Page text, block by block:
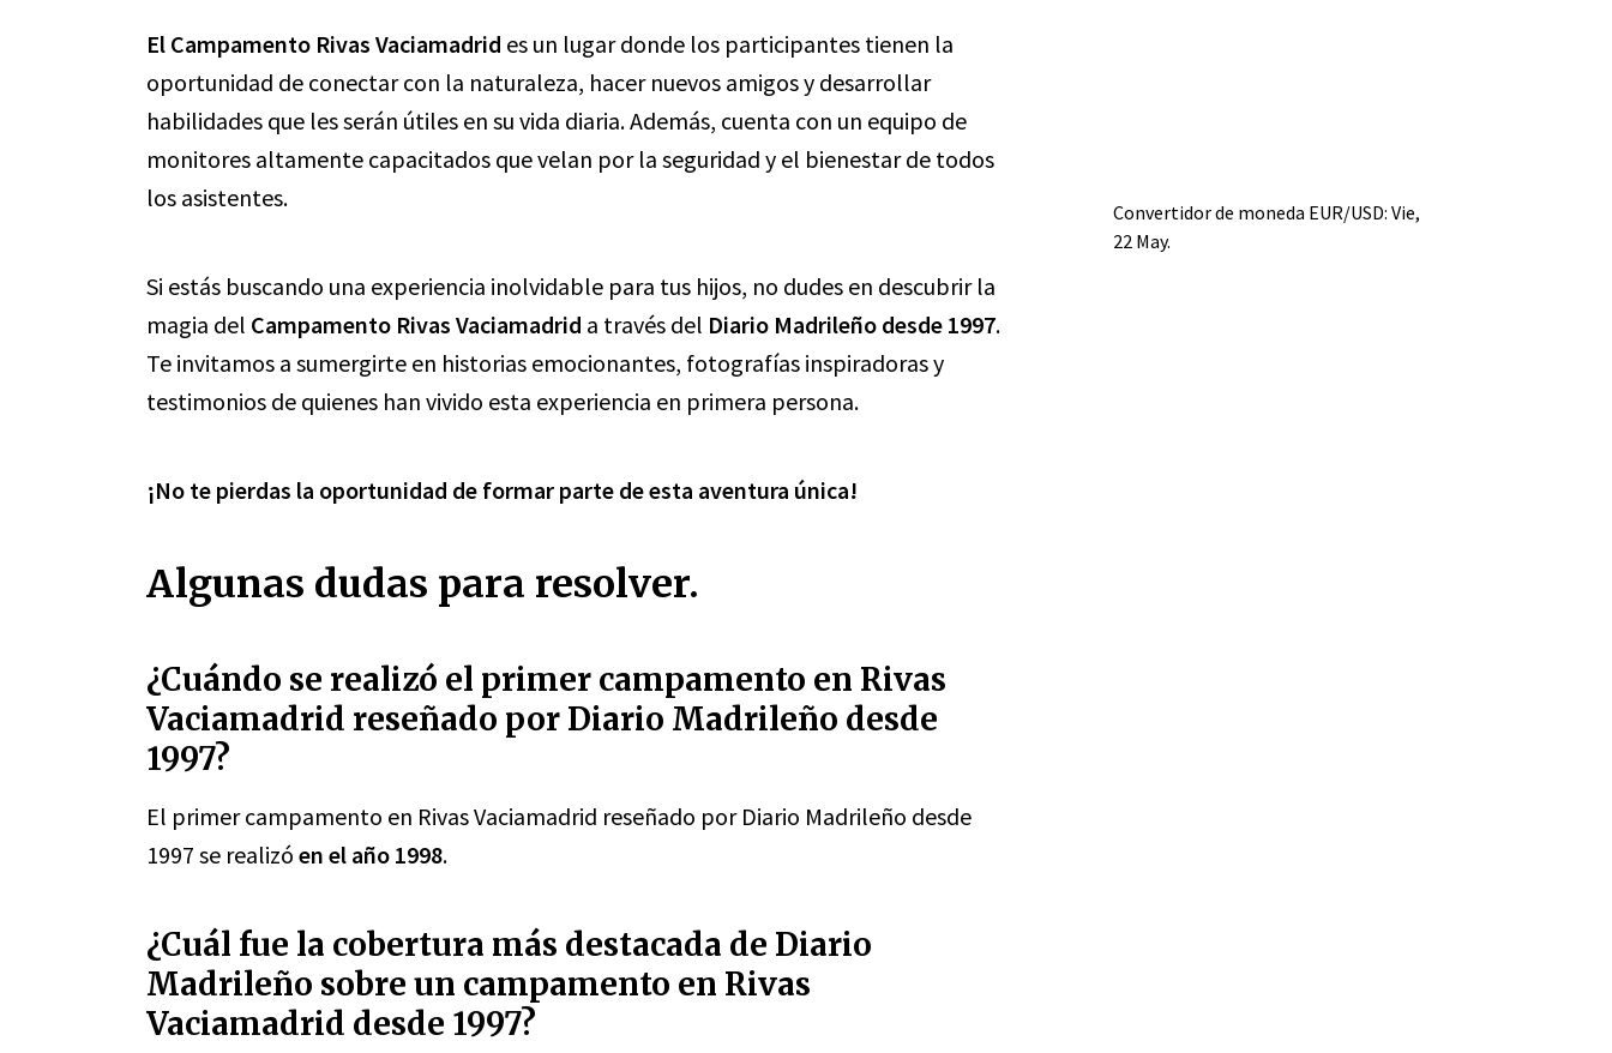
El Campamento Rivas Vaciamadrid es un lugar donde los participantes tienen la
oportunidad de conectar con la naturaleza, hacer nuevos amigos y desarrollar
habilidades que les serán útiles en su vida diaria. Además, cuenta con un equipo de
monitores altamente capacitados que velan por la seguridad y el bienestar de todos
los asistentes.
Si estás buscando una experiencia inolvidable para tus hijos, no dudes en descubrir la
magia del Campamento Rivas Vaciamadrid a través del Diario Madrileño desde 1997.
Te invitamos a sumergirte en historias emocionantes, fotografías inspiradoras y
testimonios de quienes han vivido esta experiencia en primera persona.
¡No te pierdas la oportunidad de formar parte de esta aventura única!
Algunas dudas para resolver.
¿Cuándo se realizó el primer campamento en Rivas
Vaciamadrid reseñado por Diario Madrileño desde
1997?
El primer campamento en Rivas Vaciamadrid reseñado por Diario Madrileño desde
1997 se realizó en el año 1998.
¿Cuál fue la cobertura más destacada de Diario
Madrileño sobre un campamento en Rivas
Vaciamadrid desde 1997?
Convertidor de moneda EUR/USD: Vie,
22 May.